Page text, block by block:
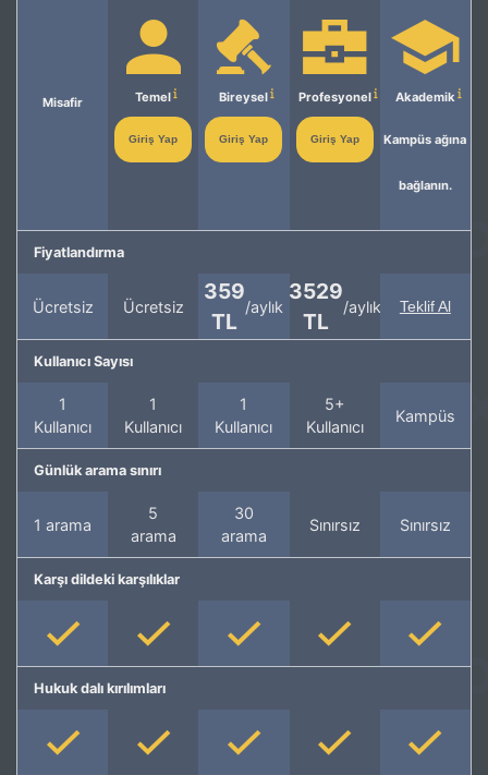
Misafir Temel
Giriş Yap
Bireysel
Giriş Yap
Profesyonel
Giriş Yap
Akademik
Kampüs ağına
bağlanın.
Fiyatlandırma
Ücretsiz Ücretsiz
359
TL
/aylık
3529
TL
/aylık Teklif Al
Kullanıcı Sayısı
1
Kullanıcı
1
Kullanıcı
1
Kullanıcı
5+
Kullanıcı
Kampüs
Günlük arama sınırı
1 arama
5
arama
30
arama
Sınırsız Sınırsız
Karşı dildeki karşılıklar
Hukuk dalı kırılımları